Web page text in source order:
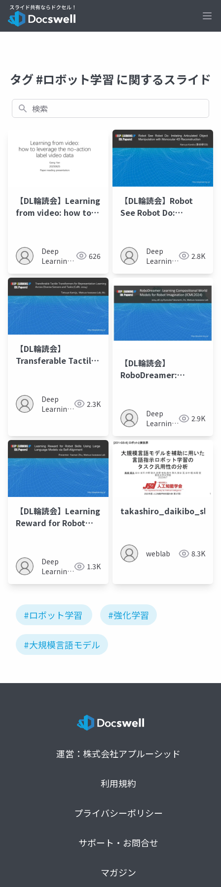
タグ #ロボット学習 に関するスライド
検索
【DL輪読会】Learning
from video: how to
data
Deep
Learning
626
【DL輪読会】Robot
See Robot Do:
Manipulation with
Monocular 4D
Reconstruction
Deep
Learning
2.8K
【DL輪読会】
Transferable Tactile
Learning Across
Diverse Sensors and
Deep
Learning
2.3K
【DL輪読会】
RoboDreamer:
Models for Robot
Imagination
(ICML2024)
Deep
Learning
2.9K
【DL輪読会】Learning
Reward for Robot
Self-Alignment
Deep
Learning
1.3K
takashiro_daikibo_slide
weblab 8.3K
#ロボット学習 #強化学習
#大規模言語モデル
運営：株式会社アプルーシッド
利用規約
プライバシーポリシー
サポート・お問合せ
マガジン